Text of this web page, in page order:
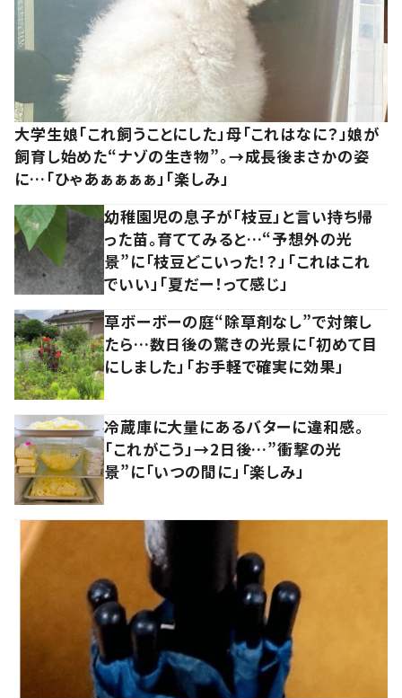
大学生娘「これ飼うことにした」母「これはなに？」娘が
飼育し始めた“ナゾの生き物”。→成長後まさかの姿
に…「ひゃあぁぁぁぁ」「楽しみ」
幼稚園児の息子が「枝豆」と言い持ち帰
った苗。育ててみると…“予想外の光
景”に「枝豆どこいった！？」「これはこれ
でいい」「夏だー！って感じ」
草ボーボーの庭“除草剤なし”で対策し
たら…数日後の驚きの光景に「初めて目
にしました」「お手軽で確実に効果」
冷蔵庫に大量にあるバターに違和感。
「これがこう」→2日後…”衝撃の光
景”に「いつの間に」「楽しみ」